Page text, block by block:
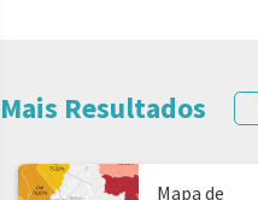
Mais Resultados
Mapa de